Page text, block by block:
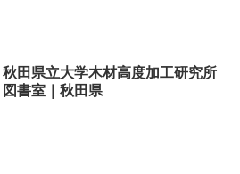
秋田県立大学木材高度加工研究所
図書室｜秋田県